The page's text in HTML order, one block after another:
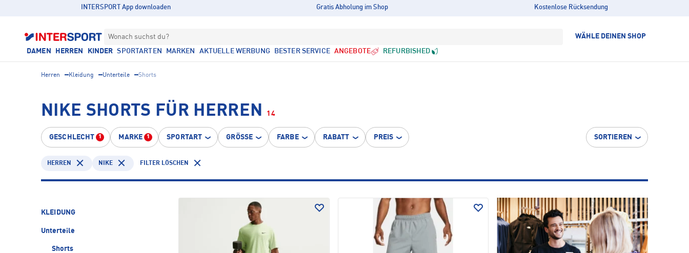
INTERSPORT App downloaden Gratis Abholung im Shop Kostenlose Rücksendung
Wonach suchst du? WÄHLE DEINEN SHOP
DAMEN HERREN KINDER SPORTARTEN MARKEN AKTUELLE WERBUNG BESTER SERVICE ANGEBOTE REFURBISHED
Herren Kleidung Unterteile Shorts
NIKE SHORTS FÜR HERREN 14
GESCHLECHT 1 MARKE 1 SPORTART GRÖSSE FARBE RABATT PREIS SORTIEREN
HERREN NIKE FILTER LÖSCHEN
KLEIDUNG
Unterteile
Shorts